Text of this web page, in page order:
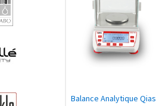
Balance Analytique Qias